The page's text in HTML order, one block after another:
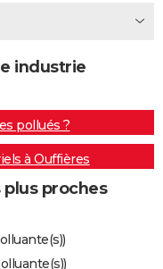
industrie
pollués ?
à Ouffières
proches